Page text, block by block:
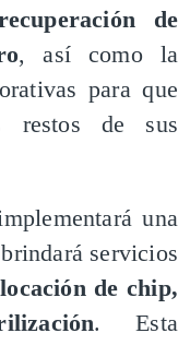
de
, así como la
para que
restos de sus
una
servicios
de chip,
. Esta